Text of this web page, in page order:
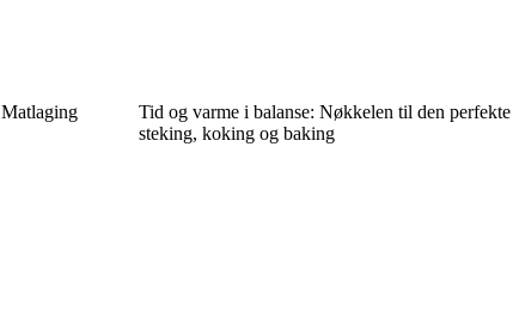
Tid og varme i balanse: Nøkkelen til den perfekte
steking, koking og baking